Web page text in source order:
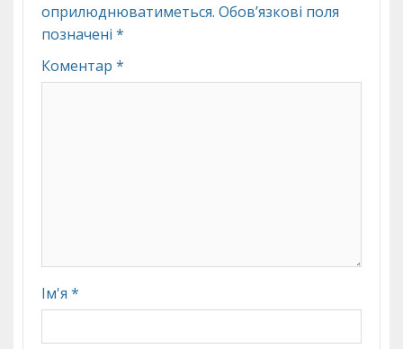
оприлюднюватиметься. Обов’язкові поля
позначені *
Коментар *
Ім'я *